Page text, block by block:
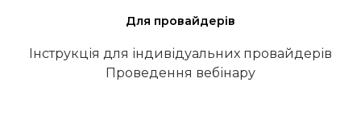
Для провайдерів
Інструкція для індивідуальних провайдерів
Проведення вебінару